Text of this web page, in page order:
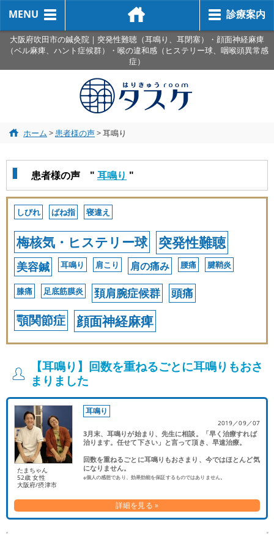
MENU 診療案内
大阪府吹田市の鍼灸院｜突発性難聴（耳鳴り、耳閉塞）・顔面神経麻痺
（ベル麻痺、ハント症候群）・喉の違和感（ヒステリー球、咽喉頭異常感
症）
ホーム >患者様の声>耳鳴り
患者様の声 " 耳鳴り "
しびれ ばね指 寝違え
梅核気・ヒステリー球 突発性難聴
美容鍼 耳鳴り 肩こり 肩の痛み 腰痛 腱鞘炎
膝痛 足底筋膜炎 頚肩腕症候群 頭痛
顎関節症 顔面神経麻痺
【耳鳴り】回数を重ねるごとに耳鳴りもおさ
まりました
たまちゃん
52歳 女性
大阪府/摂津市
耳鳴り
2019／09／07
3月末、耳鳴りが始まり、先生に相談。「早く治療すれば
治ります。任せて下さい」と言って頂き、早速治療。
回数を重ねるごとに耳鳴りもおさまり、今ではほとんど気
になりません。
※個人の感想であり、効果効能を保証するものではありません。
詳細を見る »